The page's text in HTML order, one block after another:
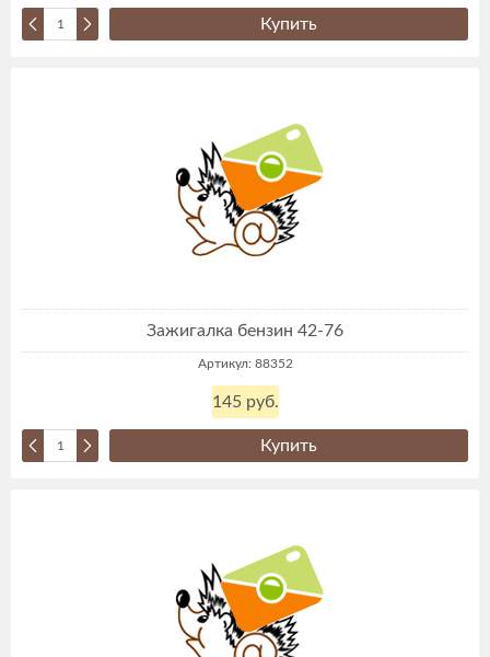
Купить
Зажигалка бензин 42-76
Артикул: 88352
145 руб.
Купить